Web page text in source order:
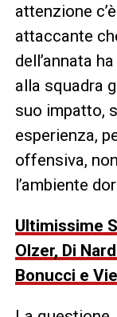
attenzione
attaccante
dell’annata
alla squadra
suo impatto,
esperienza,
offensiva,
l’ambiente
Ultimissime
Olzer, Di
Bonucci e